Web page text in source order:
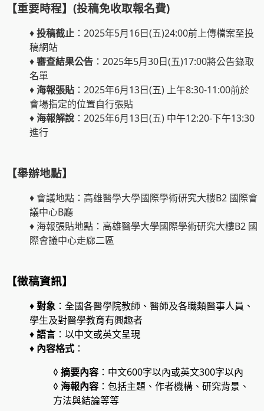
【重要時程】(投稿免收取報名費)
♦投稿截止 ：2025年5月16日(五)24:00前上傳檔案至投
稿網站
♦審查結果公告 ：2025年5月30日(五)17:00將公告錄取
名單
♦海報張貼 ：2025年6月13日(五) 上午8:30-11:00前於
會場指定的位置自行張貼
♦海報解說 ：2025年6月13日(五) 中午12:20-下午13:30
進行
【舉辦地點】
♦會議地點：高雄醫學大學國際學術研究大樓B2 國際會
議中心B廳
♦ 海報張貼地點：高雄醫學大學國際學術研究大樓B2 國
際會議中心走廊二區
【徵稿資訊】
♦對象 ：全國各醫學院教師、醫師及各職類醫事人員、
學生及對醫學教育有興趣者
♦語言 ：以中文或英文呈現
♦ 內容格式 ：
◊ 摘要內容 ：中文600字以內或英文300字以內
◊ 海報內容 ：包括主題、作者機構、研究背景、
方法與結論等等